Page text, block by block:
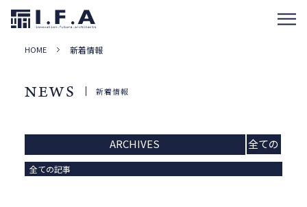
HOME 新着情報
NEWS 新着情報
ARCHIVES
全ての
記事
全ての記事